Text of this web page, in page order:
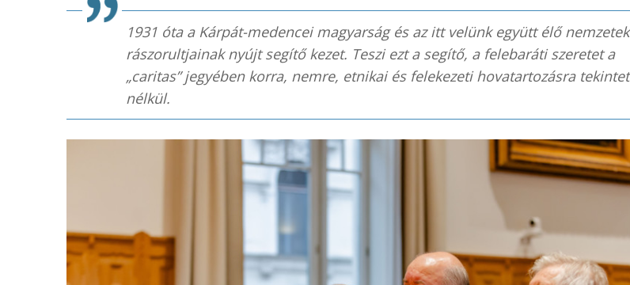
1931 óta a Kárpát-medencei magyarság és az itt velünk együtt élő nemzetek
rászorultjainak nyújt segítő kezet. Teszi ezt a segítő, a felebaráti szeretet a
„caritas” jegyében korra, nemre, etnikai és felekezeti hovatartozásra tekintet
nélkül.